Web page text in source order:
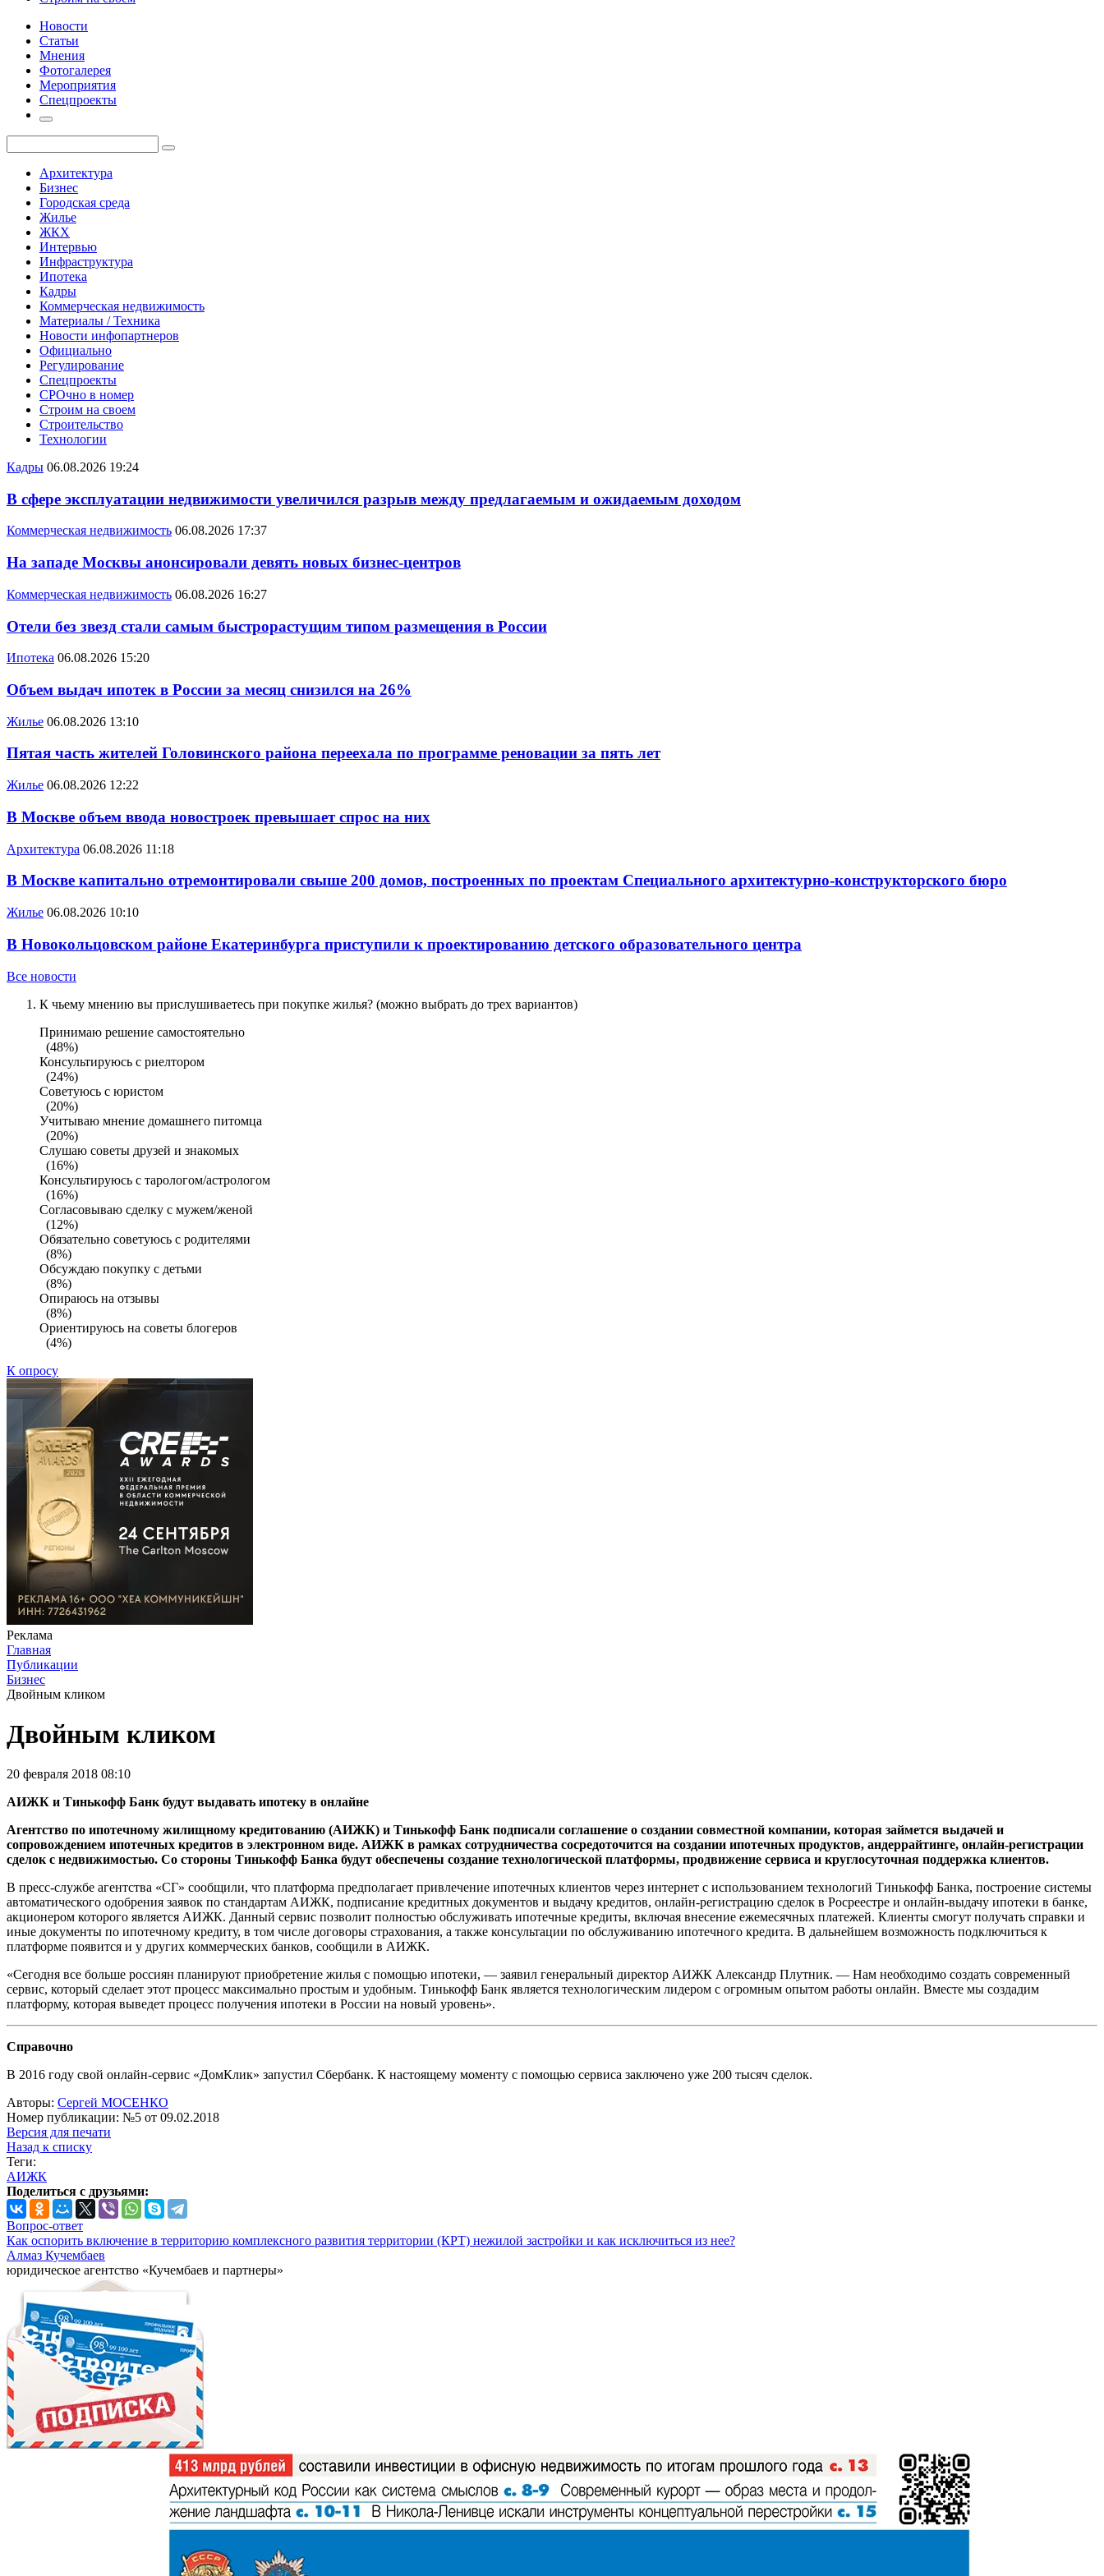
Новости
Статьи
Мнения
Фотогалерея
Мероприятия
Спецпроекты
Архитектура
Бизнес
Городская среда
Жилье
ЖКХ
Интервью
Инфраструктура
Ипотека
Кадры
Коммерческая недвижимость
Материалы / Техника
Новости инфопартнеров
Официально
Регулирование
Спецпроекты
СРОчно в номер
Строим на своем
Строительство
Технологии
Кадры 06.08.2026 19:24
В сфере эксплуатации недвижимости увеличился разрыв между предлагаемым и ожидаемым доходом
Коммерческая недвижимость 06.08.2026 17:37
На западе Москвы анонсировали девять новых бизнес-центров
Коммерческая недвижимость 06.08.2026 16:27
Отели без звезд стали самым быстрорастущим типом размещения в России
Ипотека 06.08.2026 15:20
Объем выдач ипотек в России за месяц снизился на 26%
Жилье 06.08.2026 13:10
Пятая часть жителей Головинского района переехала по программе реновации за пять лет
Жилье 06.08.2026 12:22
В Москве объем ввода новостроек превышает спрос на них
Архитектура 06.08.2026 11:18
В Москве капитально отремонтировали свыше 200 домов, построенных по проектам Специального архитектурно-конструкторского бюро
Жилье 06.08.2026 10:10
В Новокольцовском районе Екатеринбурга приступили к проектированию детского образовательного центра
Все новости
К чьему мнению вы прислушиваетесь при покупке жилья? (можно выбрать до трех вариантов)
Принимаю решение самостоятельно
(48%)
Консультируюсь с риелтором
(24%)
Советуюсь с юристом
(20%)
Учитываю мнение домашнего питомца
(20%)
Слушаю советы друзей и знакомых
(16%)
Консультируюсь с тарологом/астрологом
(16%)
Согласовываю сделку с мужем/женой
(12%)
Обязательно советуюсь с родителями
(8%)
Обсуждаю покупку с детьми
(8%)
Опираюсь на отзывы
(8%)
Ориентируюсь на советы блогеров
(4%)
К опросу
Реклама
Главная
Публикации
Бизнес
Двойным кликом
Двойным кликом
20 февраля 2018 08:10
АИЖК и Тинькофф Банк будут выдавать ипотеку в онлайне
Агентство по ипотечному жилищному кредитованию (АИЖК) и Тинькофф Банк подписали соглашение о создании совместной компании, которая займется выдачей и
сопровождением ипотечных кредитов в электронном виде. АИЖК в рамках сотрудничества сосредоточится на создании ипотечных продуктов, андеррайтинге, онлайн-регистрации
сделок с недвижимостью. Со стороны Тинькофф Банка будут обеспечены создание технологической платформы, продвижение сервиса и круглосуточная поддержка клиентов.
В пресс-службе агентства «СГ» сообщили, что платформа предполагает привлечение ипотечных клиентов через интернет с использованием технологий Тинькофф Банка, построение системы
автоматического одобрения заявок по стандартам АИЖК, подписание кредитных документов и выдачу кредитов, онлайн-регистрацию сделок в Росреестре и онлайн-выдачу ипотеки в банке,
акционером которого является АИЖК. Данный сервис позволит полностью обслуживать ипотечные кредиты, включая внесение ежемесячных платежей. Клиенты смогут получать справки и
иные документы по ипотечному кредиту, в том числе договоры страхования, а также консультации по обслуживанию ипотечного кредита. В дальнейшем возможность подключиться к
платформе появится и у других коммерческих банков, сообщили в АИЖК.
«Сегодня все больше россиян планируют приобретение жилья с помощью ипотеки, — заявил генеральный директор АИЖК Александр Плутник. — Нам необходимо создать современный
сервис, который сделает этот процесс максимально простым и удобным. Тинькофф Банк является технологическим лидером с огромным опытом работы онлайн. Вместе мы создадим
платформу, которая выведет процесс получения ипотеки в России на новый уровень».
Справочно
В 2016 году свой онлайн-сервис «ДомКлик» запустил Сбербанк. К настоящему моменту с помощью сервиса заключено уже 200 тысяч сделок.
Авторы: Сергей МОСЕНКО
Номер публикации: №5 от 09.02.2018
Версия для печати
Назад к списку
Теги:
АИЖК
Поделиться с друзьями:
Вопрос-ответ
Как оспорить включение в территорию комплексного развития территории (КРТ) нежилой застройки и как исключиться из нее?
Алмаз Кучембаев
юридическое агентство «Кучембаев и партнеры»